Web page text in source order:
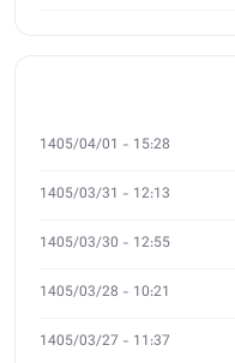
15:28 - 1405/04/01
12:13 - 1405/03/31
12:55 - 1405/03/30
10:21 - 1405/03/28
11:37 - 1405/03/27